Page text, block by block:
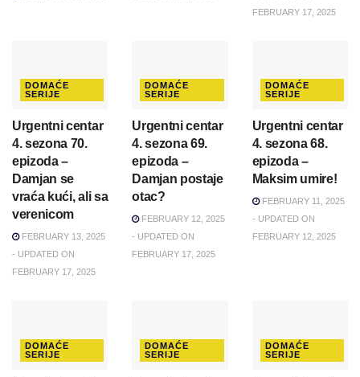
FEBRUARY 17, 2025
DOMAĆE
SERIJE
Urgentni centar
4. sezona 70.
epizoda –
Damjan se
vraća kući, ali sa
verenicom
FEBRUARY 13, 2025
- UPDATED ON
FEBRUARY 17, 2025
DOMAĆE
SERIJE
Urgentni centar
4. sezona 69.
epizoda –
Damjan postaje
otac?
FEBRUARY 12, 2025
- UPDATED ON
FEBRUARY 17, 2025
DOMAĆE
SERIJE
Urgentni centar
4. sezona 68.
epizoda –
Maksim umire!
FEBRUARY 11, 2025
- UPDATED ON
FEBRUARY 12, 2025
DOMAĆE
SERIJE
DOMAĆE
SERIJE
DOMAĆE
SERIJE